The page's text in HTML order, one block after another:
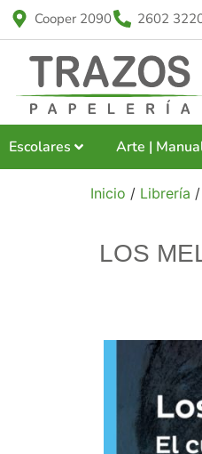
Cooper 2090 2602
Escolares Arte |
Inicio / Librería /
LOS